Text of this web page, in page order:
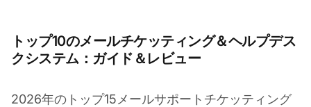
トップ10のメールチケッティング＆ヘルプデス
クシステム：ガイド＆レビュー
2026年のトップ15メールサポートチケッティング